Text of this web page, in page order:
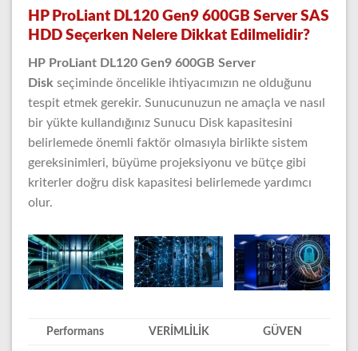
HP ProLiant DL120 Gen9 600GB Server SAS
HDD Seçerken Nelere Dikkat Edilmelidir?
HP ProLiant DL120 Gen9 600GB Server
Disk seçiminde öncelikle ihtiyacımızın ne olduğunu
tespit etmek gerekir. Sunucunuzun ne amaçla ve nasıl
bir yükte kullandığınız Sunucu Disk kapasitesini
belirlemede önemli faktör olmasıyla birlikte sistem
gereksinimleri, büyüme projeksiyonu ve bütçe gibi
kriterler doğru disk kapasitesi belirlemede yardımcı
olur.
Performans VERİMLİLİK GÜVEN